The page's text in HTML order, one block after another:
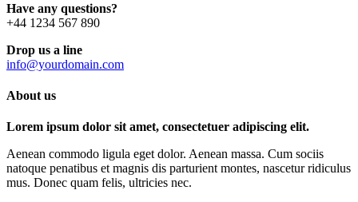
Have any questions?
+44 1234 567 890
Drop us a line
info@yourdomain.com
About us
Lorem ipsum dolor sit amet, consectetuer adipiscing elit.
Aenean commodo ligula eget dolor. Aenean massa. Cum sociis
natoque penatibus et magnis dis parturient montes, nascetur ridiculus
mus. Donec quam felis, ultricies nec.